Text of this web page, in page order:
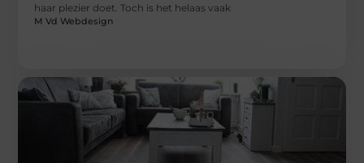
haar plezier doet. Toch is het helaas vaak
M Vd Webdesign